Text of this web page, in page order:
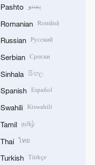
Pashto پښتو
Romanian Română
Russian Русский
Serbian Српски
Sinhala සිංහල
Spanish Español
Swahili Kiswahili
Tamil தமிழ்
Thai ไทย
Turkish Türkçe